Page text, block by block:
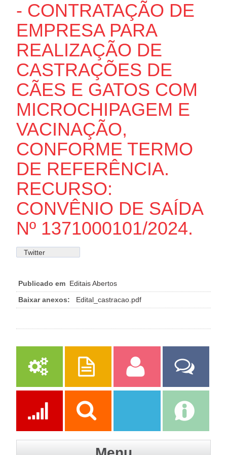
- CONTRATAÇÃO DE
EMPRESA PARA
REALIZAÇÃO DE
CASTRAÇÕES DE
CÃES E GATOS COM
MICROCHIPAGEM E
VACINAÇÃO,
CONFORME TERMO
DE REFERÊNCIA.
RECURSO:
CONVÊNIO DE SAÍDA
Nº 1371000101/2024.
Twitter
Publicado em Editais Abertos
Baixar anexos:
Edital_castracao.pdf
Serviços Publicações Servidor
Fale Com a
Prefeitura